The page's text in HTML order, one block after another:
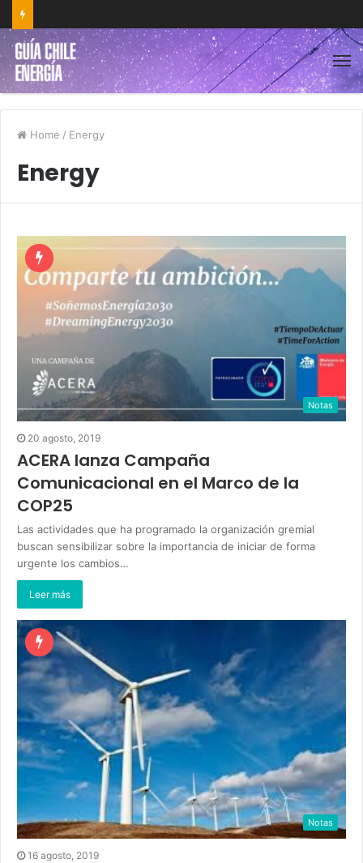
Home / Energy
Energy
Notas
20 agosto, 2019
ACERA lanza Campaña
Comunicacional en el Marco de la
COP25
Las actividades que ha programado la organización gremial
buscan sensibilizar sobre la importancia de iniciar de forma
urgente los cambios…
Leer más
Notas
16 agosto, 2019